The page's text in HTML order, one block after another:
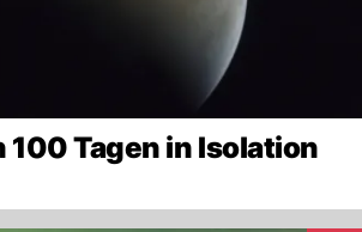
100 Tagen in Isolation